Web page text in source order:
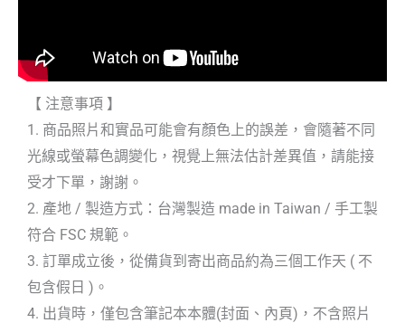
【 注意事項 】
1. 商品照片和實品可能會有顏色上的誤差，會隨著不同
光線或螢幕色調變化，視覺上無法估計差異值，請能接
受才下單，謝謝。
2. 產地 / 製造方式：台灣製造 made in Taiwan / 手工製
符合 FSC 規範。
3. 訂單成立後，從備貨到寄出商品約為三個工作天 ( 不
包含假日 )。
4. 出貨時，僅包含筆記本本體(封面、內頁)，不含照片